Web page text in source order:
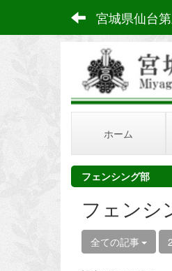
宮城県仙台
ホーム
フェンシング部
フェンシ
全ての記事